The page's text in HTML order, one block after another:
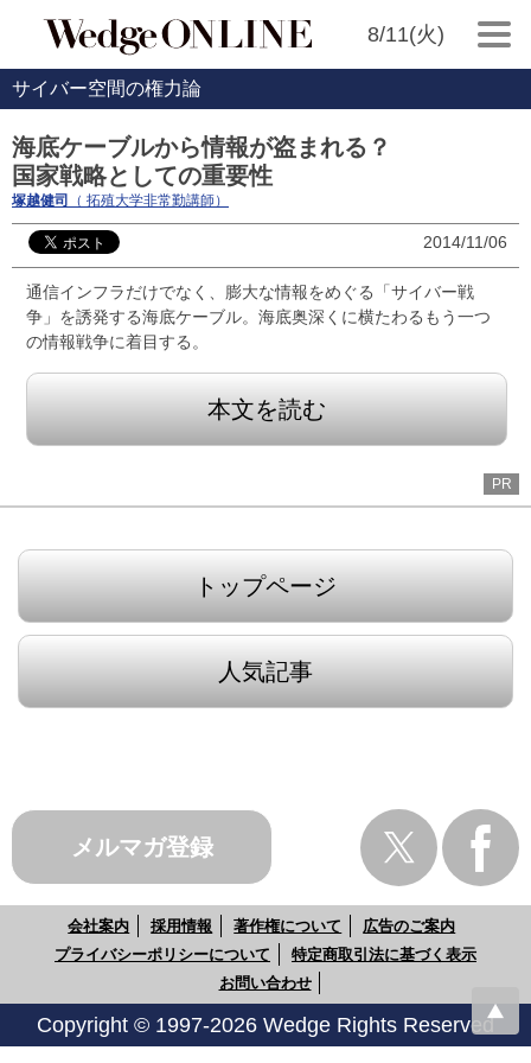
8/11(火)
サイバー空間の権力論
海底ケーブルから情報が盗まれる？
国家戦略としての重要性
塚越健司 （ 拓殖大学非常勤講師）
2014/11/06
通信インフラだけでなく、膨大な情報をめぐる「サイバー戦
争」を誘発する海底ケーブル。海底奥深くに横たわるもう一つ
の情報戦争に着目する。
本文を読む
PR
トップページ
人気記事
メルマガ登録
会社案内 採用情報 著作権について
広告のご案内
プライバシーポリシーについて
特定商取引法に基づく表示
お問い合わせ
Copyright © 1997-2026 Wedge Rights Reserved